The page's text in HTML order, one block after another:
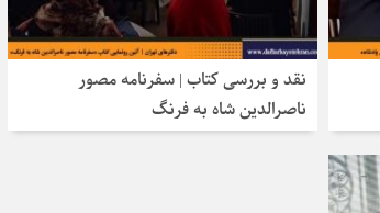
نقد و بررسی کتاب | سفرنامه مصور
ناصرالدین شاه به فرنگ